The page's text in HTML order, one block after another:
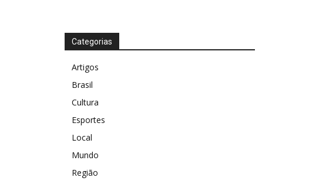
Categorias
Artigos
Brasil
Cultura
Esportes
Local
Mundo
Região